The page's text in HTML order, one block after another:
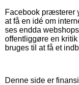
Facebook præsterer
at få en idé om
ses endda
offentliggøre en
bruges til at få et
Denne side er